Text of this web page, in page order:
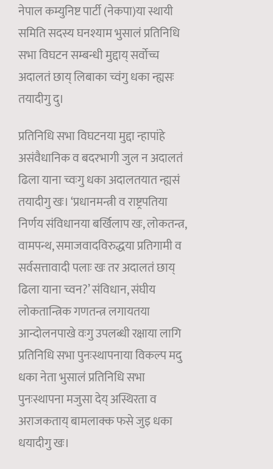
नेपाल कम्युनिष्ट पार्टी (नेकपा)या स्थायी
समिति सदस्य घनश्याम भुसालं प्रतिनिधि
सभा विघटन सम्बन्धी मुद्दाय् सर्वोच्च
अदालतं छाय् लिबाका च्वंगु धका न्ह्यसः
तयादीगु दु।
प्रतिनिधि सभा विघटनया मुद्दा न्हापांहे
असंवैधानिक व बदरभागी जुल न अदालतं
ढिला याना च्वःगु धका अदालतयात न्ह्यसं
तयादीगु खः। ‘प्रधानमन्त्री व राष्ट्रपतिया
निर्णय संविधानया बर्खिलाप खः, लोकतन्त्र,
वामपन्थ, समाजवादविरुद्धया प्रतिगामी व
सर्वसत्तावादी पलाः खः तर अदालतं छाय्
ढिला याना च्वन?’ संविधान, संघीय
लोकतान्त्रिक गणतन्त्र लगायतया
आन्दोलनपाखे वःगु उपलब्धी रक्षाया लागि
प्रतिनिधि सभा पुनःस्थापनाया विकल्प मदु
धका नेता भुसालं प्रतिनिधि सभा
पुनःस्थापना मजुसा देय् अस्थिरता व
अराजकताय् बामलाक्क फसे जुइ धका
धयादीगु खः।